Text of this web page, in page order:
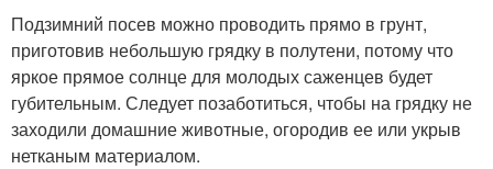
Подзимний посев можно проводить прямо в грунт,
приготовив небольшую грядку в полутени, потому что
яркое прямое солнце для молодых саженцев будет
губительным. Следует позаботиться, чтобы на грядку не
заходили домашние животные, огородив ее или укрыв
нетканым материалом.